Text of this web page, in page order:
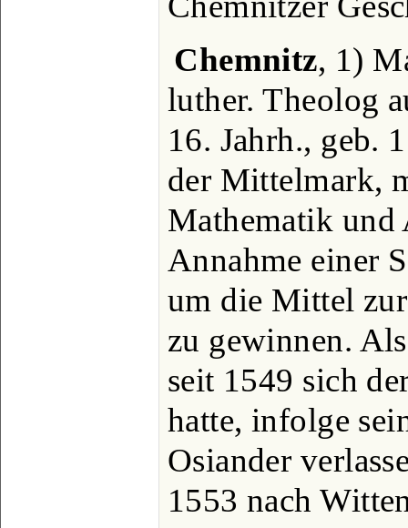
Chemnitz, 1)
luther. Theolog
16. Jahrh., geb.
der Mittelmark,
Mathematik
Annahme einer
um die Mittel
zu gewinnen.
seit 1549 sich
hatte, infolge
Osiander
1553 nach